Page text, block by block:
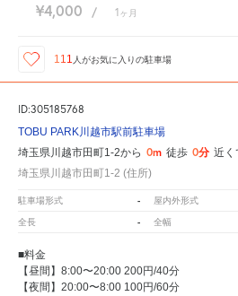
¥4,000 / 1 ヶ月
111 人がお気に入りの駐車場
ID:305185768
TOBU PARK川越市駅前駐車場
埼玉県川越市田町1-2から 0m 徒歩 0分 近く
埼玉県川越市田町1-2 (住所)
駐車場形式 - 屋内外形式
全長 - 全幅
■料金
【昼間】8:00〜20:00 200円/40分
【夜間】20:00〜8:00 100円/60分